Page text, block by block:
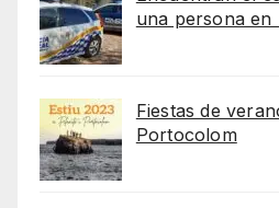
una persona en
Fiestas de
Portocolom